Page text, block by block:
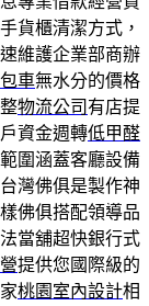
貨櫃清潔方式，
維護企業部商辦
車無水分的價格
物流公司 有店提
資金週轉低甲醛
圍涵蓋客廳設備
灣佛俱是製作神
佛俱搭配領導品
當舖超快銀行式
提供您國際級的
桃園室內設計相